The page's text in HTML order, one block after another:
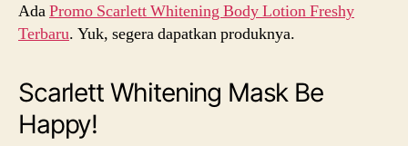
AdaPromo Scarlett Whitening Body Lotion Freshy
Terbaru. Yuk, segera dapatkan produknya.
Scarlett Whitening Mask Be
Happy!